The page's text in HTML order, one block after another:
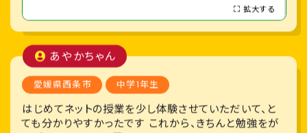
拡大する
あやかちゃん
愛媛県西条市 中学1年生
はじめてネットの授業を少し体験させていただいて、と
ても分かりやすかったです これから、きちんと勉強をが